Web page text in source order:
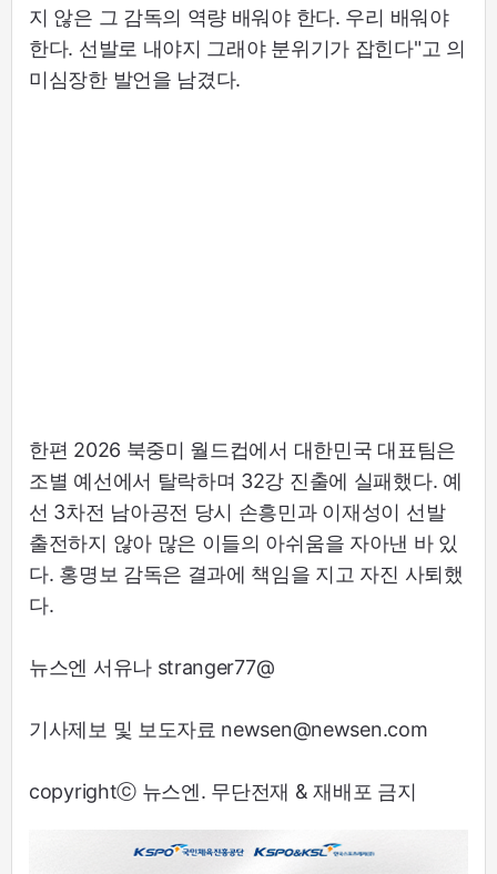
지 않은 그 감독의 역량 배워야 한다. 우리 배워야
한다. 선발로 내야지 그래야 분위기가 잡힌다"고 의
미심장한 발언을 남겼다.
한편 2026 북중미 월드컵에서 대한민국 대표팀은
조별 예선에서 탈락하며 32강 진출에 실패했다. 예
선 3차전 남아공전 당시 손흥민과 이재성이 선발
출전하지 않아 많은 이들의 아쉬움을 자아낸 바 있
다. 홍명보 감독은 결과에 책임을 지고 자진 사퇴했
다.
뉴스엔 서유나 stranger77@
기사제보 및 보도자료 newsen@newsen.com
copyrightⓒ 뉴스엔. 무단전재 & 재배포 금지